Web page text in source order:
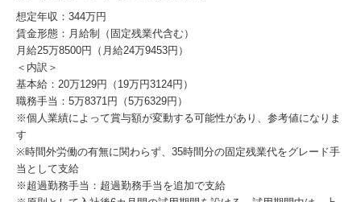
想定年収：344万円
賃金形態：月給制（固定残業代含む）
月給25万8500円（月給24万9453円）
＜内訳＞
基本給：20万129円（19万円3124円）
職務手当：5万8371円（5万6329円）
※個人業績によって賞与額が変動する可能性があり、参考値になりま
す
※時間外労働の有無に関わらず、35時間分の固定残業代をグレード手
当として支給
※超過勤務手当：超過勤務手当を追加で支給